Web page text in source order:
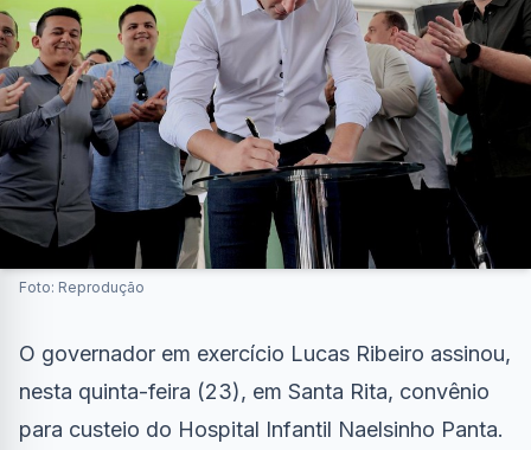
Foto: Reprodução
O governador em exercício Lucas Ribeiro assinou,
nesta quinta-feira (23), em Santa Rita, convênio
para custeio do Hospital Infantil Naelsinho Panta.